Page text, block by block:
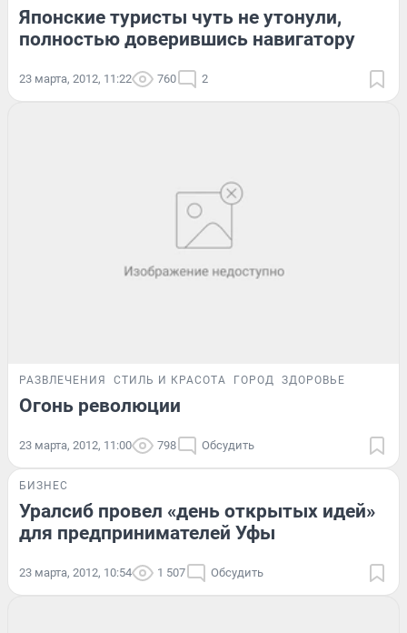
Японские туристы чуть не утонули,
полностью доверившись навигатору
23 марта, 2012, 11:22 760 2
РАЗВЛЕЧЕНИЯ СТИЛЬ И КРАСОТА ГОРОД ЗДОРОВЬЕ
Огонь революции
23 марта, 2012, 11:00 798 Обсудить
БИЗНЕС
Уралсиб провел «день открытых идей»
для предпринимателей Уфы
23 марта, 2012, 10:54 1 507 Обсудить